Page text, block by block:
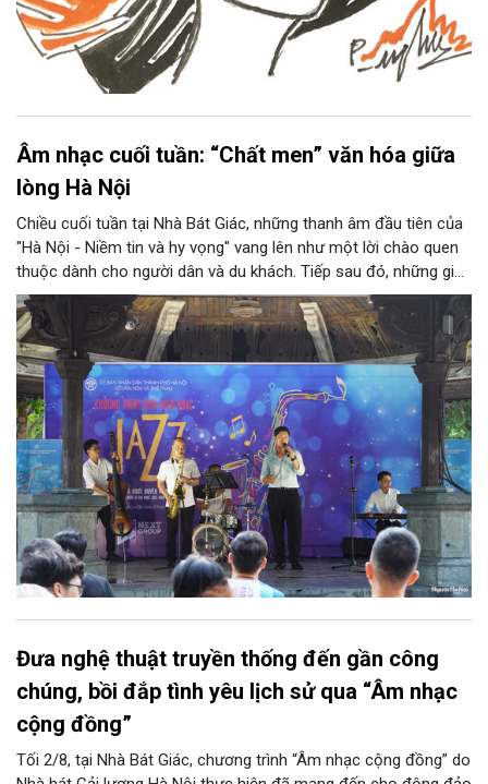
Âm nhạc cuối tuần: “Chất men” văn hóa giữa
lòng Hà Nội
Chiều cuối tuần tại Nhà Bát Giác, những thanh âm đầu tiên của
"Hà Nội - Niềm tin và hy vọng" vang lên như một lời chào quen
thuộc dành cho người dân và du khách. Tiếp sau đó, những giai
điệu jazz kinh điển của thế giới lần lượt cất lên qua phần biểu
diễn của NSƯT Quyền Văn Minh và các nghệ sĩ Bình Minh Jazz
Club, mở ra một không gian âm nhạc giàu cảm xúc ngay giữa
trung tâm Thủ đô.
Đưa nghệ thuật truyền thống đến gần công
chúng, bồi đắp tình yêu lịch sử qua “Âm nhạc
cộng đồng”
Tối 2/8, tại Nhà Bát Giác, chương trình “Âm nhạc cộng đồng” do